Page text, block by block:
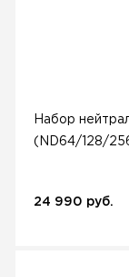
Набор
(ND64/128/
24 990 руб.